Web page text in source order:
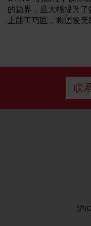
的边界，且大幅提升
上能工巧匠，将迸发无
联
沪